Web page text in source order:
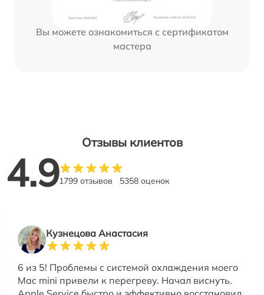
Вы можете ознакомиться с сертификатом
мастера
Отзывы клиентов
4.91799 отзывов 5358 оценок
Кузнецова Анастасия
6 из 5! Проблемы с системой охлаждения моего
Mac mini привели к перегреву. Начал виснуть.